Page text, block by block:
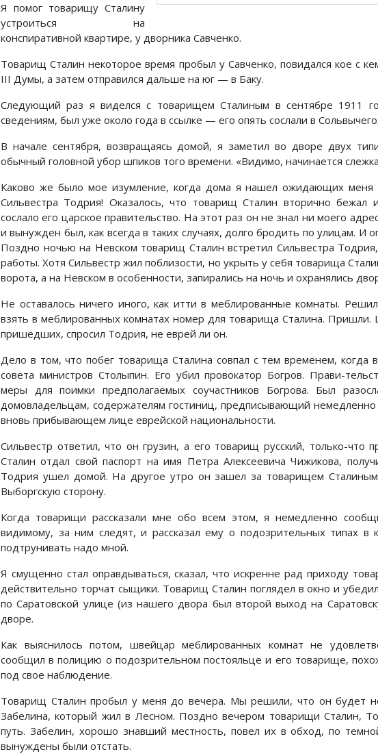
Я помог товарищу Сталину
устроиться на
конспиративной квартире, у дворника Савченко.
Товарищ Сталин некоторое время пробыл у Савченко, повидался кое с
III Думы, а затем отправился дальше на юг — в Баку.
Следующий раз я виделся с товарищем Сталиным в сентябре 1911
сведениям, был уже около года в ссылке — его опять сослали в
В начале сентября, возвращаясь домой, я заметил во дворе двух
обычный головной убор шпиков того времени. «Видимо, начинается
Каково же было мое изумление, когда дома я нашел ожидающих
Сильвестра Тодрия! Оказалось, что товарищ Сталин вторично бежал
сослало его царское правительство. На этот раз он не знал ни моего
и вынужден был, как всегда в таких случаях, долго бродить по улицам. И
Поздно ночью на Невском товарищ Сталин встретил Сильвестра
работы. Хотя Сильвестр жил поблизости, но укрыть у себя товарища
ворота, а на Невском в особенности, запирались на ночь и охранялись
Не оставалось ничего иного, как итти в меблированные комнаты.
взять в меблированных комнатах номер для товарища Сталина.
пришедших, спросил Тодрия, не еврей ли он.
Дело в том, что побег товарища Сталина совпал с тем временем, когда
совета министров Столыпин. Его убил провокатор Богров. Прави-
меры для поимки предполагаемых соучастников Богрова. Был
домовладельцам, содержателям гостиниц, предписывающий
вновь прибывающем лице еврейской национальности.
Сильвестр ответил, что он грузин, а его товарищ русский, только-что
Сталин отдал свой паспорт на имя Петра Алексеевича Чижикова,
Тодрия ушел домой. На другое утро он зашел за товарищем
Выборгскую сторону.
Когда товарищи рассказали мне обо всем этом, я немедленно
видимому, за ним следят, и рассказал ему о подозрительных типах в
подтрунивать надо мной.
Я смущенно стал оправдываться, сказал, что искренне рад приходу
действительно торчат сыщики. Товарищ Сталин поглядел в окно и
по Саратовской улице (из нашего двора был второй выход на
дворе.
Как выяснилось потом, швейцар меблированных комнат не
сообщил в полицию о подозрительном постояльце и его товарище,
под свое наблюдение.
Товарищ Сталин пробыл у меня до вечера. Мы решили, что он будет
Забелина, который жил в Лесном. Поздно вечером товарищи Сталин,
путь. Забелин, хорошо знавший местность, повел их в обход, по
вынуждены были отстать.